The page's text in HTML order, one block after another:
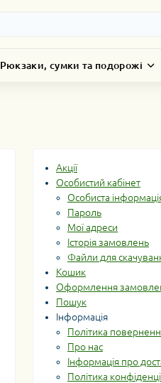
Рюкзаки, сумки та подорожі
Акції
Особистий кабінет
Особиста
Пароль
Мої адреси
Історія замовлень
Файли для
Кошик
Оформлення
Пошук
Інформація
Політика
Про нас
Інформація про
Політика